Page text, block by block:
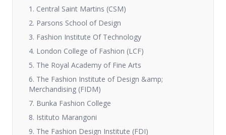
1. Central Saint Martins (CSM)
2. Parsons School of Design
3. Fashion Institute Of Technology
4. London College of Fashion (LCF)
5. The Royal Academy of Fine Arts
6. The Fashion Institute of Design &amp;
Merchandising (FIDM)
7. Bunka Fashion College
8. Istituto Marangoni
9. The Fashion Design Institute (FDI)